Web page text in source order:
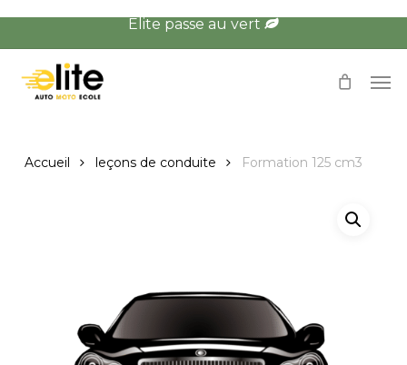
content
Élite passe au vert
Accueil leçons de conduite Formation 125 cm3